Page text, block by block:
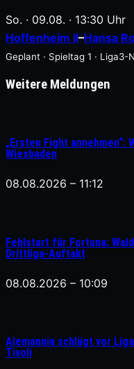
So. · 09.08. · 13:30 Uhr
Hoffenheim II–Hansa
Geplant · Spieltag 1 ·
Weitere Meldungen
„Ersten Fight
Wiesbaden
08.08.2026 – 11:12
Fehlstart für Fortuna:
Drittliga-Auftakt
08.08.2026 – 10:09
Alemannia schlägt vor
Tivoli